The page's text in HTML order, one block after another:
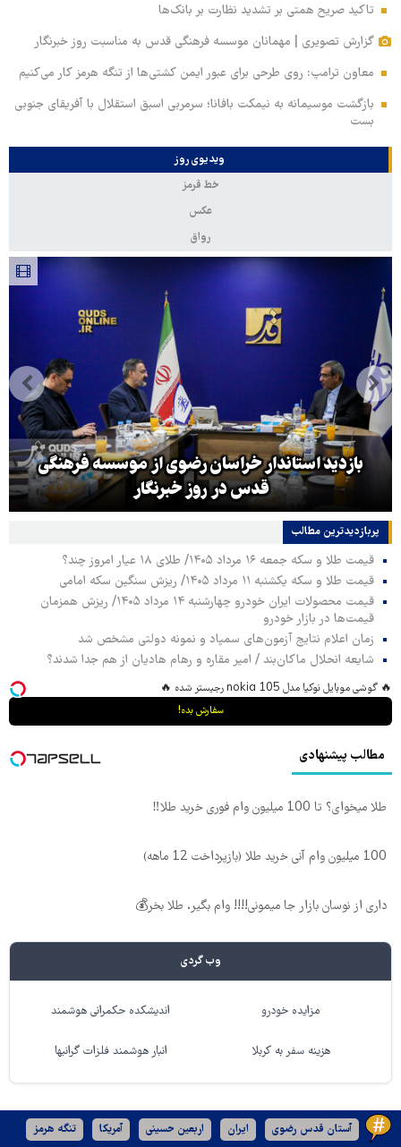
تاکید صریح همتی بر تشدید نظارت بر بانک‌ها
گزارش تصویری | مهمانان موسسه فرهنگی قدس به مناسبت روز خبرنگار
معاون ترامپ: روی طرحی برای عبور ایمن کشتی‌ها از تنگه هرمز کار می‌کنیم
بازگشت موسیمانه به نیمکت بافانا؛ سرمربی اسبق استقلال با آفریقای جنوبی
بست
ویدیوی روز
خط قرمز
عکس
رواق
بازدید استاندار خراسان رضوی از موسسه فرهنگی
قدس در روز خبرنگار
پربازدیدترین‌ مطالب
قیمت طلا و سکه جمعه ۱۶ مرداد ۱۴۰۵/ طلای ۱۸ عیار امروز چند؟
قیمت طلا و سکه یکشنبه ۱۱ مرداد ۱۴۰۵/ ریزش سنگین سکه امامی
قیمت محصولات ایران خودرو چهارشنبه ۱۴ مرداد ۱۴۰۵/ ریزش همزمان
قیمت‌ها در بازار خودرو
زمان اعلام نتایج آزمون‌های سمپاد و نمونه دولتی مشخص شد
شایعه انحلال ماکان‌بند / امیر مقاره و رهام هادیان از هم جدا شدند؟
🔥 گوشی موبایل نوکیا مدل nokia 105 رجیستر شده 🔥
سفارش بده!
مطالب پیشنهادی
طلا میخوای؟ تا 100 میلیون وام فوری خرید طلا‼️
100 میلیون وام آنی خرید طلا (بازپرداخت 12 ماهه)
داری از نوسان بازار جا میمونی!!!! وام بگیر، طلا بخر💰
وب گردی
مزایده خودرو اندیشکده حکمرانی هوشمند
هزینه سفر به کربلا انبار هوشمند فلزات گرانبها
آستان قدس رضوی ایران اربعین حسینی آمریکا تنگه هرمز